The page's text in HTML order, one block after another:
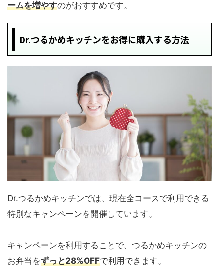
ームを増やすのがおすすめです。
Dr.つるかめキッチンをお得に購入する方法
Dr.つるかめキッチンでは、現在全コースで利用できる
特別なキャンペーンを開催しています。
キャンペーンを利用することで、つるかめキッチンの
お弁当をずっと28%OFFで利用できます。